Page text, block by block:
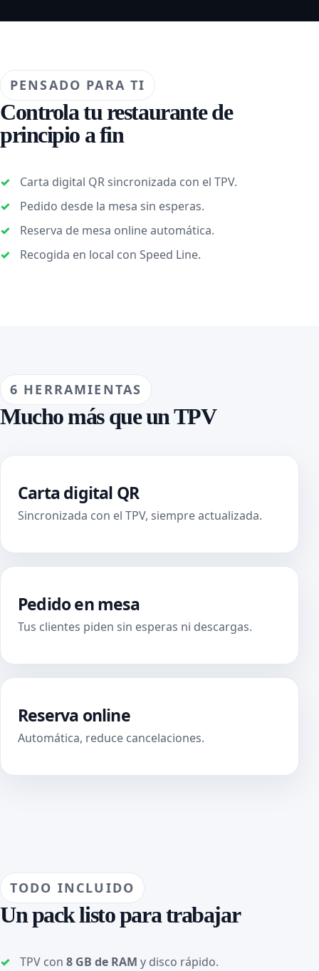
PENSADO PARA TI
Controla tu restaurante de
principio a fin
Carta digital QR sincronizada con el TPV.
Pedido desde la mesa sin esperas.
Reserva de mesa online automática.
Recogida en local con Speed Line.
6 HERRAMIENTAS
Mucho más que un TPV
Carta digital QR
Sincronizada con el TPV, siempre actualizada.
Pedido en mesa
Tus clientes piden sin esperas ni descargas.
Reserva online
Automática, reduce cancelaciones.
TODO INCLUIDO
Un pack listo para trabajar
TPV con 8 GB de RAM y disco rápido.